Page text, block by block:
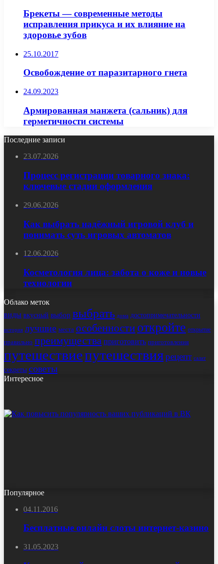
Брекеты — современные методы
исправления прикуса и их влияние на
здоровье зубов
25.10.2017
Освобождение от паразитарного гнета
24.09.2023
Армированная манжета (сальник) для
герметичности системы
Последние записи
23.07.2026
Процесс регистрации товарного знака:
ключевые стадии оформления
29.06.2026
Как выбрать надёжный игровой клуб и
понимать суть игровых автоматов
12.06.2026
Косметология лица: забота о коже и новые
технологии
Облако меток
виды вкусный выбор выбрать дома достопримечательности
история лучшие места особенности откройте открытие
правильно преимущества приготовить приготовления
путешествиепутешествиярецепт салат
секреты советы
Интересное
Популярное
04.11.2016
Бесплатные онлайн слоты интернет-казино
31.05.2023